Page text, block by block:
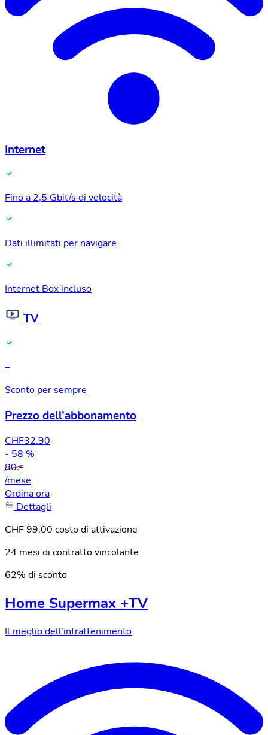
Internet
Fino a 2,5 Gbit/s di velocità
Dati illimitati per navigare
Internet Box incluso
TV
–
Sconto per sempre
Prezzo dell’abbonamento
CHF32.90
- 58 %
80.–
/mese
Ordina ora
Dettagli
CHF 99.00 costo di attivazione
24 mesi di contratto vincolante
62% di sconto
Home Supermax +TV
Il meglio dell’intrattenimento